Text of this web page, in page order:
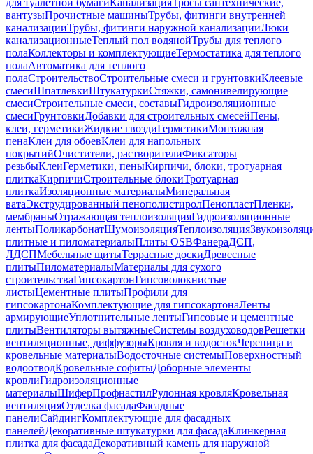
для туалетной бумагиКанализацияТросы сантехнические,
вантузыПрочистные машиныТрубы, фитинги внутренней
канализацииТрубы, фитинги наружной канализацииЛюки
канализационныеТеплый пол водянойТрубы для теплого
полаКоллекторы и комплектующиеТермостатика для теплого
полаАвтоматика для теплого
полаСтроительствоСтроительные смеси и грунтовкиКлеевые
смесиШпатлевкиШтукатуркиСтяжки, самонивелирующие
смесиСтроительные смеси, составыГидроизоляционные
смесиГрунтовкиДобавки для строительных смесейПены,
клеи, герметикиЖидкие гвоздиГерметикиМонтажная
пенаКлеи для обоевКлеи для напольных
покрытийОчистители, растворителиФиксаторы
резьбыКлеиГерметики, пеныКирпичи, блоки, тротуарная
плиткаКирпичиСтроительные блокиТротуарная
плиткаИзоляционные материалыМинеральная
ватаЭкструдированный пенополистиролПенопластПленки,
мембраныОтражающая теплоизоляцияГидроизоляционные
лентыПоликарбонатШумоизоляцияТеплоизоляция
плитные и пиломатериалыПлиты OSBФанераДСП,
ЛДСПМебельные щитыТеррасные доскиДревесные
плитыПиломатериалыМатериалы для сухого
строительстваГипсокартонГипсоволокнистые
листыЦементные плитыПрофили для
гипсокартонаКомплектующие для гипсокартонаЛенты
армирующиеУплотнительные лентыГипсовые и цементные
плитыВентиляторы вытяжныеСистемы воздуховодовРешетки
вентиляционные, диффузорыКровля и водостокЧерепица и
кровельные материалыВодосточные системыПоверхностный
водоотводКровельные софитыДоборные элементы
кровлиГидроизоляционные
материалыШиферПрофнастилРулонная кровляКровельная
вентиляцияОтделка фасадаФасадные
панелиСайдингКомплектующие для фасадных
панелейДекоративные штукатурки для фасадаКлинкерная
плитка для фасадаДекоративный камень для наружной